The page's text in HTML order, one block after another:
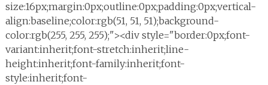
size:16px;margin:0px;outline:0px;padding:0px;vertical-
align:baseline;color:rgb(51, 51, 51);background-
color:rgb(255, 255, 255);"><div style="border:0px;font-
variant:inherit;font-stretch:inherit;line-
height:inherit;font-family:inherit;font-
style:inherit;font-